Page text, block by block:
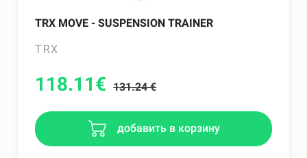
TRX MOVE - SUSPENSION TRAINER
TRX
118.11€ 131.24 €
добавить в корзину